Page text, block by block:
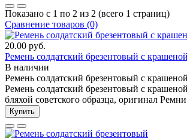
Показано с 1 по 2 из 2 (всего 1 страниц)
Сравнение товаров (0)
20.00 руб.
Ремень солдатский брезентовый с
В наличии
Ремень солдатский брезентовый с
Ремень солдатский брезентовый с крашеной
бляхой советского образца, оригинал
Купить